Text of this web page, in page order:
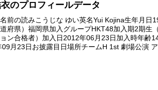
のプロフィールデータ
前の読みこうじな ゆい英名Yui Kojina生年月日
府県）福岡県加入グループHKT48加入期2期生
ン合格者）加入日2012年06月23日加入時年齢
月23日お披露目日場所チームH 1st 劇場公演 ア